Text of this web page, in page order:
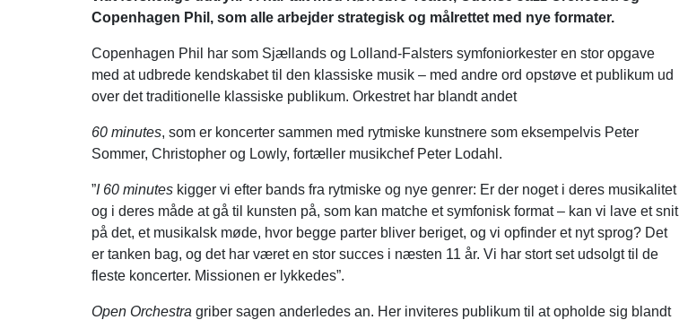
Copenhagen Phil, som alle arbejder strategisk og målrettet med nye formater.
Copenhagen Phil har som Sjællands og Lolland-Falsters symfoniorkester en stor opgave
med at udbrede kendskabet til den klassiske musik – med andre ord opstøve et publikum ud
over det traditionelle klassiske publikum. Orkestret har blandt andet
60 minutes, som er koncerter sammen med rytmiske kunstnere som eksempelvis Peter
Sommer, Christopher og Lowly, fortæller musikchef Peter Lodahl.
”I 60 minutes kigger vi efter bands fra rytmiske og nye genrer: Er der noget i deres musikalitet
og i deres måde at gå til kunsten på, som kan matche et symfonisk format – kan vi lave et snit
på det, et musikalsk møde, hvor begge parter bliver beriget, og vi opfinder et nyt sprog? Det
er tanken bag, og det har været en stor succes i næsten 11 år. Vi har stort set udsolgt til de
fleste koncerter. Missionen er lykkedes”.
Open Orchestra griber sagen anderledes an. Her inviteres publikum til at opholde sig blandt